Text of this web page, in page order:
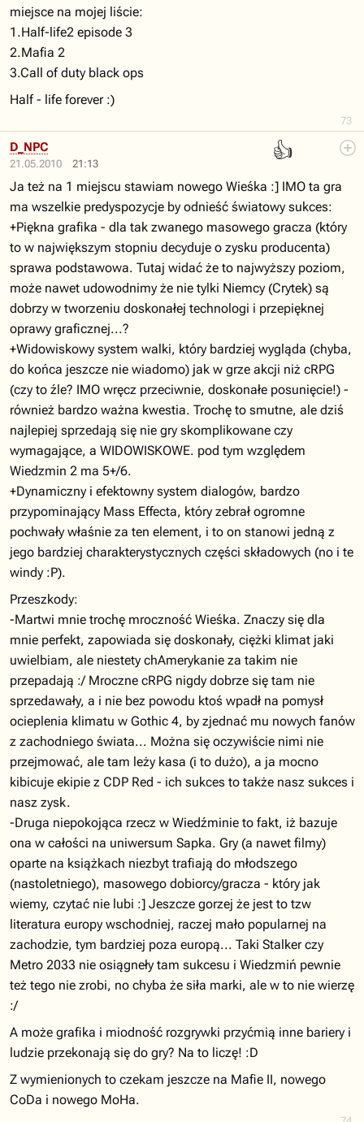
73
miejsce na mojej liście:
1.Half-life2 episode 3
2.Mafia 2
3.Call of duty black ops
Half - life forever :)
21.05.2010 21:13
👍
D_NPC
Ja też na 1 miejscu stawiam nowego Wieśka :] IMO ta gra
ma wszelkie predyspozycje by odnieść światowy sukces:
+Piękna grafika - dla tak zwanego masowego gracza (który
to w największym stopniu decyduje o zysku producenta)
sprawa podstawowa. Tutaj widać że to najwyższy poziom,
może nawet udowodnimy że nie tylki Niemcy (Crytek) są
dobrzy w tworzeniu doskonałej technologi i przepięknej
oprawy graficznej...?
+Widowiskowy system walki, który bardziej wygląda (chyba,
do końca jeszcze nie wiadomo) jak w grze akcji niż cRPG
(czy to źle? IMO wręcz przeciwnie, doskonałe posunięcie!) -
również bardzo ważna kwestia. Trochę to smutne, ale dziś
najlepiej sprzedają się nie gry skomplikowane czy
wymagające, a WIDOWISKOWE. pod tym względem
Wiedzmin 2 ma 5+/6.
+Dynamiczny i efektowny system dialogów, bardzo
przypominający Mass Effecta, który zebrał ogromne
pochwały właśnie za ten element, i to on stanowi jedną z
jego bardziej charakterystycznych części składowych (no i te
windy :P).
Przeszkody:
-Martwi mnie trochę mroczność Wieśka. Znaczy się dla
mnie perfekt, zapowiada się doskonały, ciężki klimat jaki
uwielbiam, ale niestety chAmerykanie za takim nie
przepadają :/ Mroczne cRPG nigdy dobrze się tam nie
sprzedawały, a i nie bez powodu ktoś wpadł na pomysł
ocieplenia klimatu w Gothic 4, by zjednać mu nowych fanów
z zachodniego świata... Można się oczywiście nimi nie
przejmować, ale tam leży kasa (i to dużo), a ja mocno
kibicuje ekipie z CDP Red - ich sukces to także nasz sukces i
nasz zysk.
-Druga niepokojąca rzecz w Wiedźminie to fakt, iż bazuje
ona w całości na uniwersum Sapka. Gry (a nawet filmy)
oparte na książkach niezbyt trafiają do młodszego
(nastoletniego), masowego dobiorcy/gracza - który jak
wiemy, czytać nie lubi :] Jeszcze gorzej że jest to tzw
literatura europy wschodniej, raczej mało popularnej na
zachodzie, tym bardziej poza europą... Taki Stalker czy
Metro 2033 nie osiągneły tam sukcesu i Wiedzmiń pewnie
też tego nie zrobi, no chyba że siła marki, ale w to nie wierzę
:/
A może grafika i miodność rozgrywki przyćmią inne bariery i
ludzie przekonają się do gry? Na to liczę! :D
Z wymienionych to czekam jeszcze na Mafie II, nowego
CoDa i nowego MoHa.